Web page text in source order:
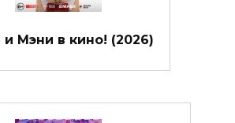
Мэни в кино! (2026)